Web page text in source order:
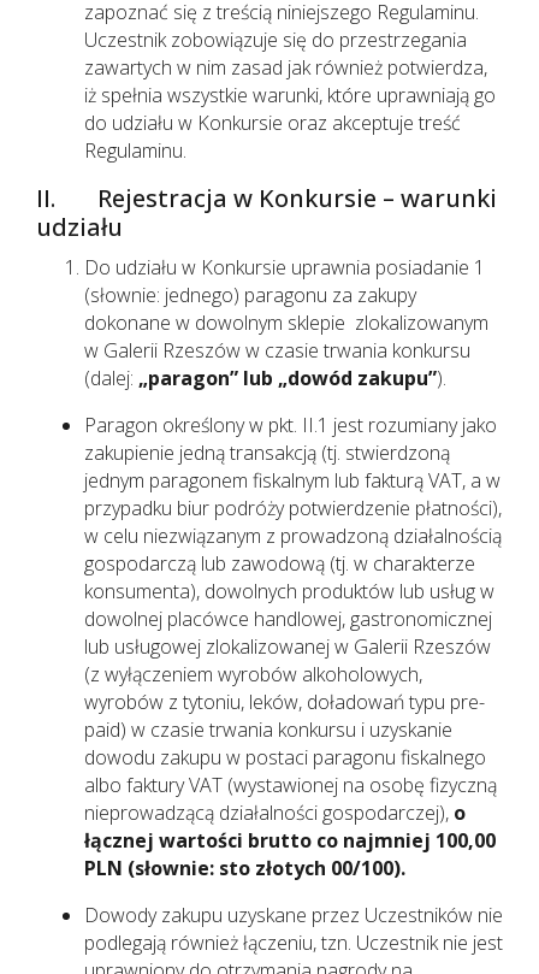
zapoznać się z treścią niniejszego Regulaminu.
Uczestnik zobowiązuje się do przestrzegania
zawartych w nim zasad jak również potwierdza,
iż spełnia wszystkie warunki, które uprawniają go
do udziału w Konkursie oraz akceptuje treść
Regulaminu.
II. Rejestracja w Konkursie – warunki
udziału
Do udziału w Konkursie uprawnia posiadanie 1
(słownie: jednego) paragonu za zakupy
dokonane w dowolnym sklepie zlokalizowanym
w Galerii Rzeszów w czasie trwania konkursu
(dalej: „paragon” lub „dowód zakupu”).
Paragon określony w pkt. II.1 jest rozumiany jako
zakupienie jedną transakcją (tj. stwierdzoną
jednym paragonem fiskalnym lub fakturą VAT, a w
przypadku biur podróży potwierdzenie płatności),
w celu niezwiązanym z prowadzoną działalnością
gospodarczą lub zawodową (tj. w charakterze
konsumenta), dowolnych produktów lub usług w
dowolnej placówce handlowej, gastronomicznej
lub usługowej zlokalizowanej w Galerii Rzeszów
(z wyłączeniem wyrobów alkoholowych,
wyrobów z tytoniu, leków, doładowań typu pre-
paid) w czasie trwania konkursu i uzyskanie
dowodu zakupu w postaci paragonu fiskalnego
albo faktury VAT (wystawionej na osobę fizyczną
nieprowadzącą działalności gospodarczej), o
łącznej wartości brutto co najmniej 100,00
PLN (słownie: sto złotych 00/100).
Dowody zakupu uzyskane przez Uczestników nie
podlegają również łączeniu, tzn. Uczestnik nie jest